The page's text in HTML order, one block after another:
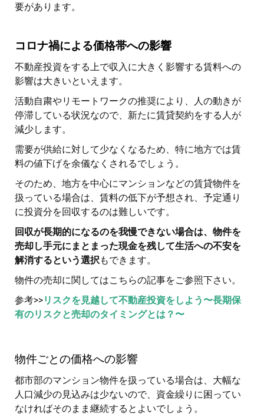
要があります。
コロナ禍による価格帯への影響
不動産投資をする上で収入に大きく影響する賃料への
影響は大きいといえます。
活動自粛やリモートワークの推奨により、人の動きが
停滞している状況なので、新たに賃貸契約をする人が
減少します。
需要が供給に対して少なくなるため、特に地方では賃
料の値下げを余儀なくされるでしょう。
そのため、地方を中心にマンションなどの賃貸物件を
扱っている場合は、賃料の低下が予想され、予定通り
に投資分を回収するのは難しいです。
回収が長期的になるのを我慢できない場合は、物件を
売却し手元にまとまった現金を残して生活への不安を
解消するという選択 もできます。
物件の売却に関してはこちらの記事をご参照下さい。
参考>>リスクを見越して不動産投資をしよう〜長期保
有のリスクと売却のタイミングとは？〜
物件ごとの価格への影響
都市部のマンション物件を扱っている場合は、大幅な
人口減少の見込みは少ないので、資金繰りに困ってい
なければそのまま継続するとよいでしょう。